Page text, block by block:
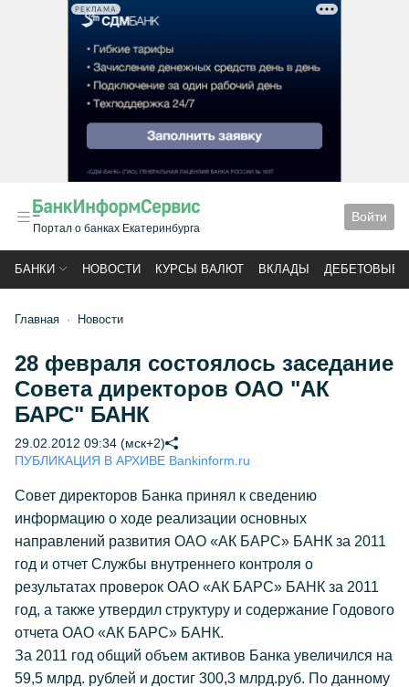
РЕКЛАМА
Портал о банках Екатеринбурга
Войти
БАНКИ НОВОСТИ КУРСЫ ВАЛЮТ ВКЛАДЫ ДЕБЕТОВЫЕ
Главная Новости
28 февраля состоялось заседание
Совета директоров ОАО "АК
БАРС" БАНК
29.02.2012 09:34 (мск+2)
ПУБЛИКАЦИЯ В АРХИВЕ Bankinform.ru
Совет директоров Банка принял к сведению
информацию о ходе реализации основных
направлений развития ОАО «АК БАРС» БАНК за 2011
год и отчет Службы внутреннего контроля о
результатах проверок ОАО «АК БАРС» БАНК за 2011
год, а также утвердил структуру и содержание Годового
отчета ОАО «АК БАРС» БАНК.
За 2011 год общий объем активов Банка увеличился на
59,5 млрд. рублей и достиг 300,3 млрд.руб. По данному